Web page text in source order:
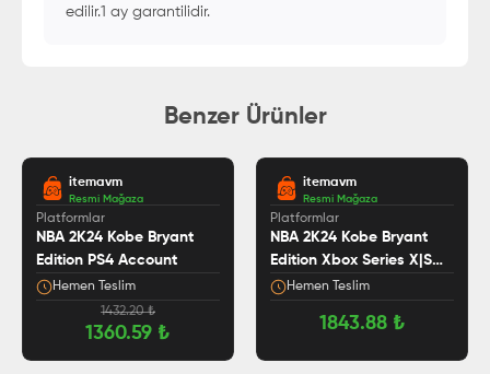
edilir.1 ay garantilidir.
Benzer Ürünler
itemavm
Resmi Mağaza
Platformlar
NBA 2K24 Kobe Bryant
Edition PS4 Account
Hemen Teslim
1432.20₺
1360.59 ₺
itemavm
Resmi Mağaza
Platformlar
NBA 2K24 Kobe Bryant
Edition Xbox Series X|S
Account
Hemen Teslim
1843.88₺